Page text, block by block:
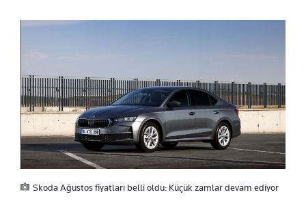
Skoda Ağustos fiyatları belli oldu: Küçük zamlar devam ediyor